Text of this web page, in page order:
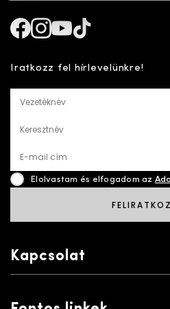
Iratkozz fel hírlevelünkre!
Vezetéknév
Keresztnév
E-mail cím
Elolvastam és elfogadom az
Kapcsolat